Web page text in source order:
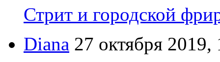
Стрит и городской
Diana 27 октября 2019,